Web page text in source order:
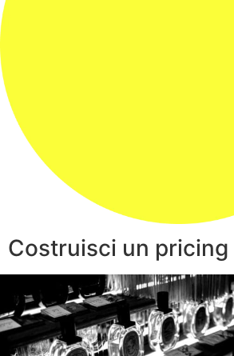
Costruisci un